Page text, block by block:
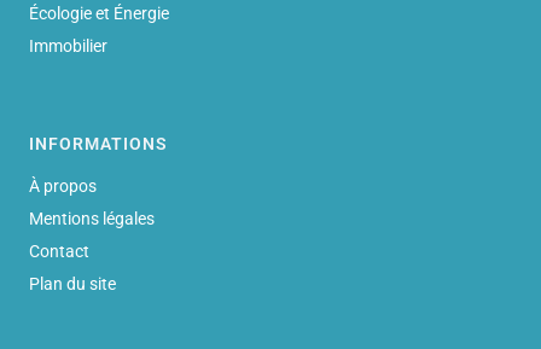
Écologie et Énergie
Immobilier
INFORMATIONS
À propos
Mentions légales
Contact
Plan du site